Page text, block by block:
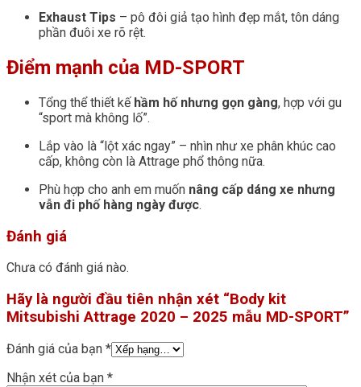
Exhaust Tips – pô đôi giả tạo hình đẹp mắt, tôn dáng
phần đuôi xe rõ rệt.
Điểm mạnh của MD-SPORT
Tổng thể thiết kế hầm hố nhưng gọn gàng, hợp với gu
“sport mà không lố”.
Lắp vào là “lột xác ngay” – nhìn như xe phân khúc cao
cấp, không còn là Attrage phổ thông nữa.
Phù hợp cho anh em muốn nâng cấp dáng xe nhưng
vẫn đi phố hàng ngày được.
Đánh giá
Chưa có đánh giá nào.
Hãy là người đầu tiên nhận xét “Body kit
Mitsubishi Attrage 2020 – 2025 mẫu MD-SPORT”
Đánh giá của bạn *
Nhận xét của bạn *